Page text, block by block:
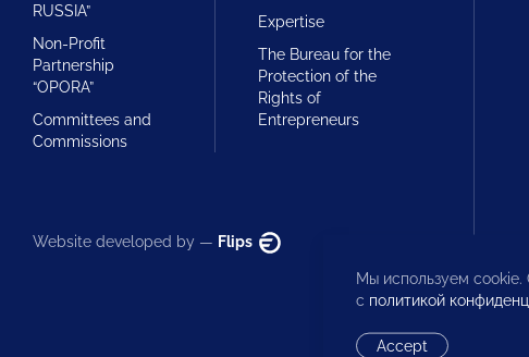
RUSSIA”
Non-Profit
Partnership
“OPORA”
Committees and
Commissions
Expertise
The Bureau for the
Protection of the
Rights of
Entrepreneurs
Website developed by — Flips
Мы используем cookie.
с политикой
Accept